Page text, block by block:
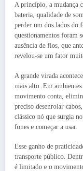
A princípio, a mudança
bateria, qualidade de
perder um dos lados do
questionamentos foram
ausência de fios, que
revelou-se um fator
A grande virada
mais alto. Em
movimento conta,
preciso desenrolar
clássico nó que surgia
fones e começar a usar.
Esse ganho de
transporte público.
é limitado e o